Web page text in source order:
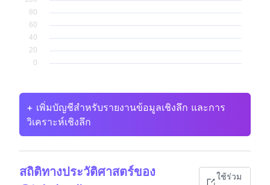
+ เพิ่มบัญชีสำหรับรายงานข้อมูลเชิงลึก และการ
วิเคราะห์เชิงลึก
สถิติทางประวัติศาสตร์ของ
ใช้ร่วม